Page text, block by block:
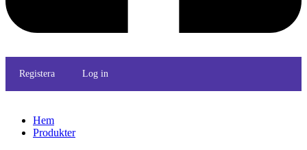
Registera Log in
Hem
Produkter